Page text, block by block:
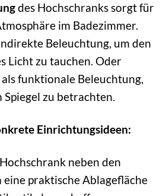
des Hochschranks sorgt für
im Badezimmer.
Beleuchtung, um den
Licht zu tauchen. Oder
funktionale Beleuchtung,
zu betrachten.
Einrichtungsideen:
neben den
eine praktische Ablagefläche